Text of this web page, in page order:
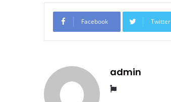
Facebook Twitter
admin
Website